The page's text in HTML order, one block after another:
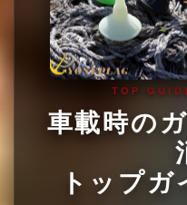
TOP
車載時の
トップガ